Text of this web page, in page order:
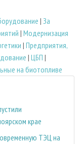
| За
| Модернизация
| Предприятия,
| ЦБП |
на биотопливе
крае
ТЭЦ на